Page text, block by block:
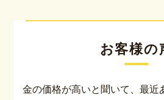
お客様の
金の価格が高いと聞いて、最近